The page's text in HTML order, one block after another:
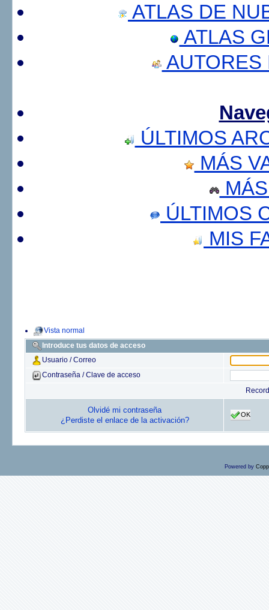
ATLAS DE
ATLAS
AUTORES
ÚLTIMOS
MÁS
ÚLTIMOS
MIS
Vista normal
Introduce tus datos de acceso
Usuario / Correo
Contraseña / Clave de acceso
Olvidé mi contraseña
¿Perdiste el enlace de la activación?
OK
Powered by